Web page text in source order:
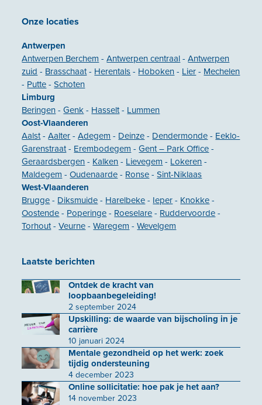
Onze locaties
Antwerpen
Antwerpen Berchem -Antwerpen centraal -Antwerpen
zuid - Brasschaat- Herentals - Hoboken - Lier - Mechelen
- Putte -Schoten
Limburg
Beringen -Genk - Hasselt- Lummen
Oost-Vlaanderen
Aalst-Aalter -Adegem - Deinze - Dendermonde - Eeklo-
Garenstraat- Erembodegem -Gent – Park Office -
Geraardsbergen - Kalken - Lievegem - Lokeren -
Maldegem -Oudenaarde - Ronse -Sint-Niklaas
West-Vlaanderen
Brugge - Diksmuide - Harelbeke - Ieper - Knokke -
Oostende - Poperinge - Roeselare - Ruddervoorde -
Torhout-Veurne -Waregem -Wevelgem
Laatste berichten
Ontdek de kracht van
loopbaanbegeleiding!
2 september 2024
Upskilling: de waarde van bijscholing in je
carrière
10 januari 2024
Mentale gezondheid op het werk: zoek
tijdig ondersteuning
4 december 2023
Online sollicitatie: hoe pak je het aan?
14 november 2023